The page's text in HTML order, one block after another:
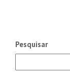
Pesquisar